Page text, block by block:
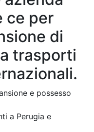
ce per
di
trasporti
e possesso
a Perugia e